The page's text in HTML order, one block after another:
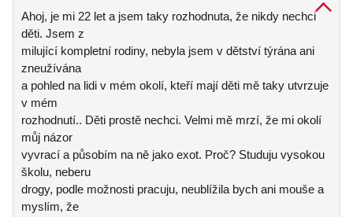
Ahoj, je mi 22 let a jsem taky rozhodnuta, že nikdy nechci
děti. Jsem z
milující kompletní rodiny, nebyla jsem v dětství týrána ani
zneužívána
a pohled na lidi v mém okolí, kteří mají děti mě taky utvrzuje
v mém
rozhodnutí.. Děti prostě nechci. Velmi mě mrzí, že mi okolí
můj názor
vyvrací a působím na ně jako exot. Proč? Studuju vysokou
školu, neberu
drogy, podle možnosti pracuju, neublížila bych ani mouše a
myslím, že